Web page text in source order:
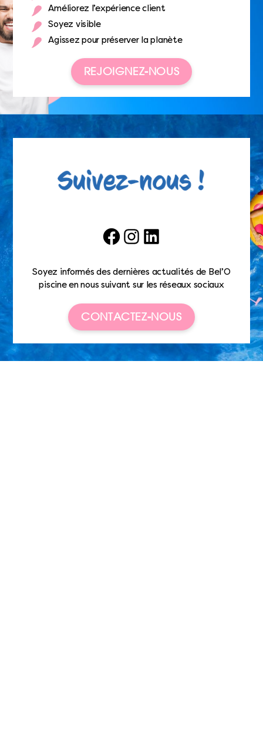
Améliorez l’expérience client
Soyez visible
Agissez pour préserver la planète
REJOIGNEZ-NOUS
FacebookInstagramLinkedIn
Soyez informés des dernières actualités de Bel’O
piscine en nous suivant sur les réseaux sociaux
CONTACTEZ-NOUS